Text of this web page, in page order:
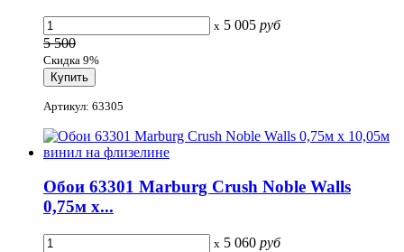
x 5 005 руб
5 500
Скидка 9%
Артикул: 63305
Обои 63301 Marburg Crush Noble Walls
0,75м x...
x 5 060 руб